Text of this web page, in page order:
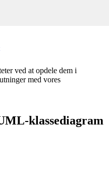
ved at opdele dem i
med vores
klassediagram